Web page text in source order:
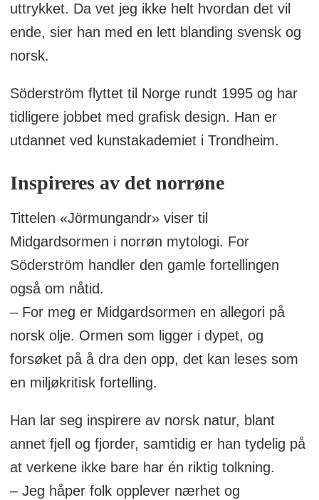
uttrykket. Da vet jeg ikke helt hvordan det vil
ende, sier han med en lett blanding svensk og
norsk.
Söderström flyttet til Norge rundt 1995 og har
tidligere jobbet med grafisk design. Han er
utdannet ved kunstakademiet i Trondheim.
Inspireres av det norrøne
Tittelen «Jörmungandr» viser til
Midgardsormen i norrøn mytologi. For
Söderström handler den gamle fortellingen
også om nåtid.
– For meg er Midgardsormen en allegori på
norsk olje. Ormen som ligger i dypet, og
forsøket på å dra den opp, det kan leses som
en miljøkritisk fortelling.
Han lar seg inspirere av norsk natur, blant
annet fjell og fjorder, samtidig er han tydelig på
at verkene ikke bare har én riktig tolkning.
– Jeg håper folk opplever nærhet og